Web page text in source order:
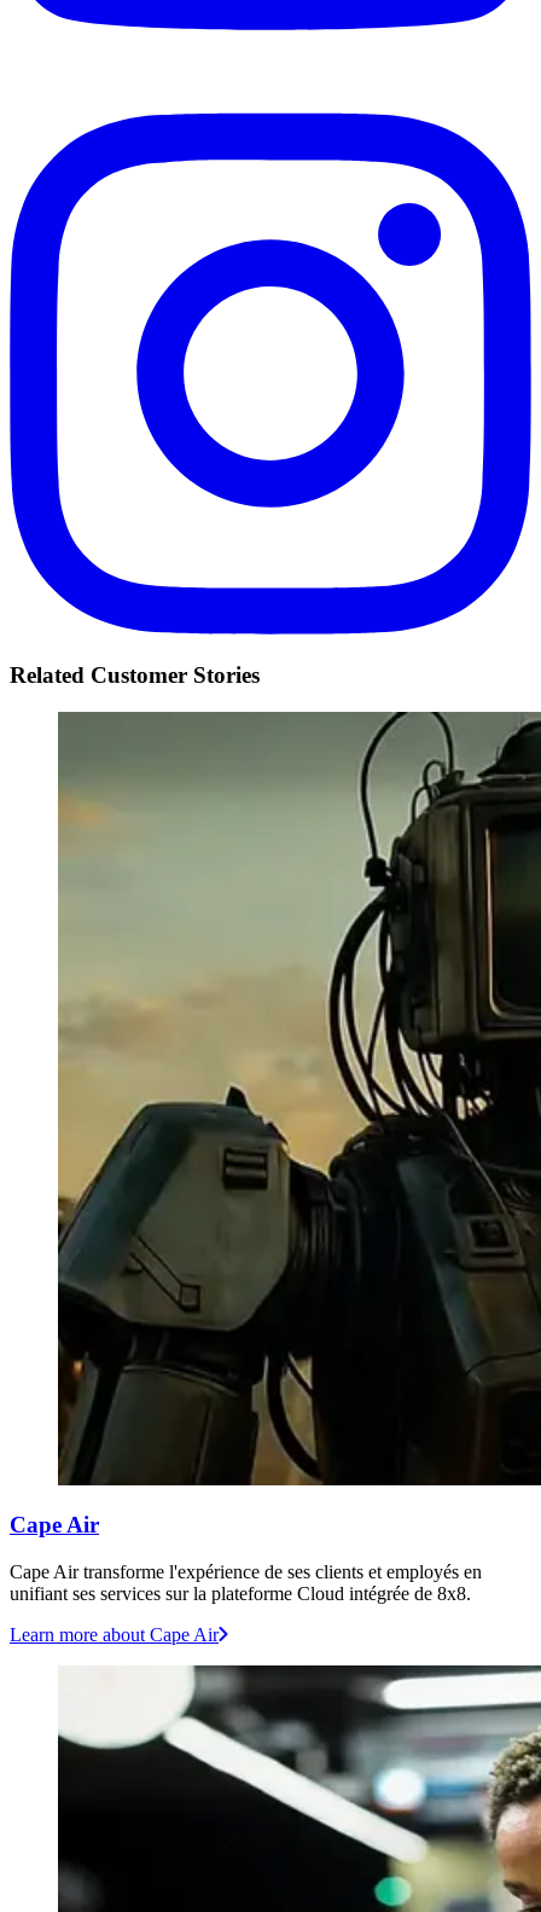
Related Customer Stories
Cape Air
Cape Air transforme l'expérience de ses clients et employés en
unifiant ses services sur la plateforme Cloud intégrée de 8x8.
Learn more about Cape Air